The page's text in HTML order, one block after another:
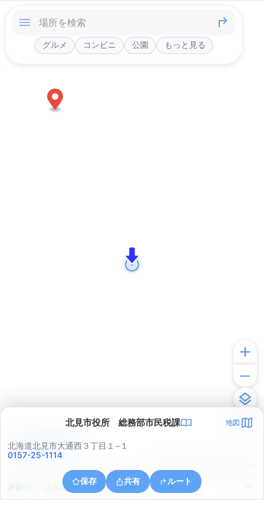
グルメ コンビニ 公園 もっと見る
北見市役所 総務部市民税課 地図
北海道北見市大通西３丁目１−１
0157-25-1114
保存 共有 ルート
北海道北見市中ノ島町３丁目１３
アプリで見る